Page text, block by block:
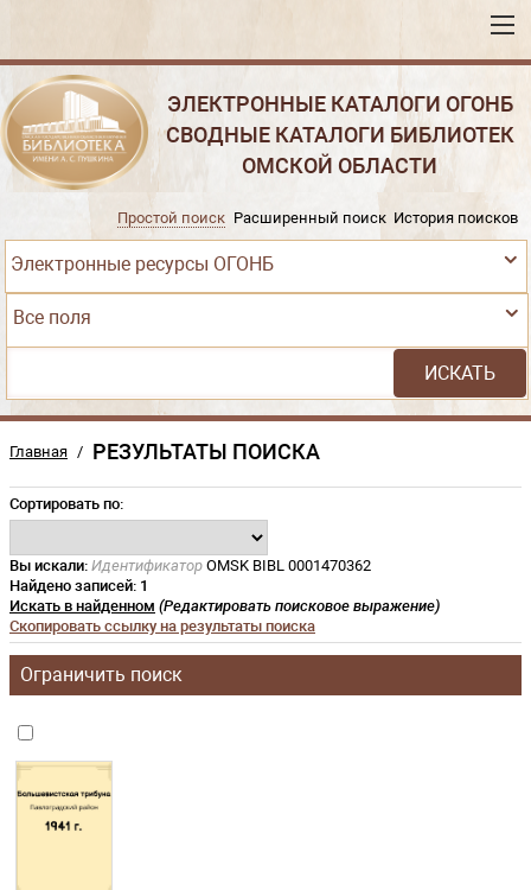
ЭЛЕКТРОННЫЕ КАТАЛОГИ ОГОНБ
СВОДНЫЕ КАТАЛОГИ БИБЛИОТЕК
ОМСКОЙ ОБЛАСТИ
Электронные ресурсы ОГОНБ
Простой поиск Расширенный поиск История поисков
Все поля
Главная / РЕЗУЛЬТАТЫ ПОИСКА
Сортировать по:
Вы искали: Идентификатор OMSK BIBL 0001470362
Найдено записей: 1
Искать в найденном (Редактировать поисковое выражение)
Скопировать ссылку на результаты поиска
Ограничить поиск